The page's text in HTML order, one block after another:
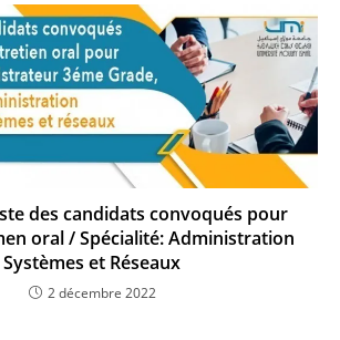
des candidats convoqués pour
oral / Spécialité: Administration
Systèmes et Réseaux
2 décembre 2022